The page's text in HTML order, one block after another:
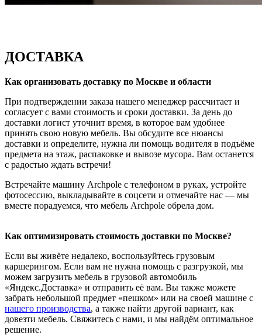
ДОСТАВКА
Как организовать доставку по Москве и области
При подтверждении заказа нашего менеджер рассчитает и
согласует с вами стоимость и сроки доставки. За день до
доставки логист уточнит время, в которое вам удобнее
принять свою новую мебель. Вы обсудите все нюансы
доставки и определите, нужна ли помощь водителя в подъёме
предмета на этаж, распаковке и вывозе мусора. Вам останется
с радостью ждать встречи!
Встречайте машину Archpole с телефоном в руках, устройте
фотосессию, выкладывайте в соцсети и отмечайте нас — мы
вместе порадуемся, что мебель Archpole обрела дом.
Как оптимизировать стоимость доставки по Москве?
Если вы живёте недалеко, воспользуйтесь грузовым
каршерингом. Если вам не нужна помощь с разгрузкой, мы
можем загрузить мебель в грузовой автомобиль
«Яндекс.Доставка» и отправить её вам. Вы также можете
забрать небольшой предмет «пешком» или на своей машине с
нашего производства, а также найти другой вариант, как
довезти мебель. Свяжитесь с нами, и мы найдём оптимальное
решение.